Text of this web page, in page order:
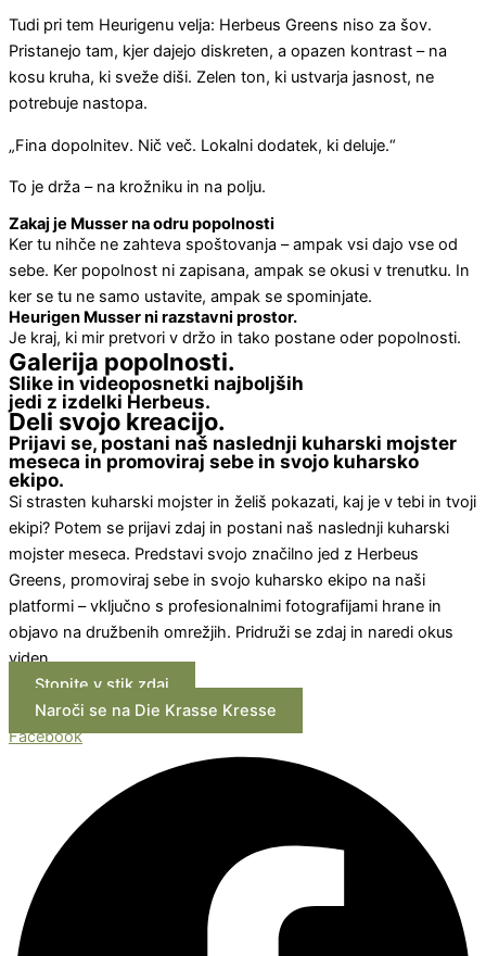
Tudi pri tem Heurigenu velja: Herbeus Greens niso za šov.
Pristanejo tam, kjer dajejo diskreten, a opazen kontrast – na
kosu kruha, ki sveže diši. Zelen ton, ki ustvarja jasnost, ne
potrebuje nastopa.
„Fina dopolnitev. Nič več. Lokalni dodatek, ki deluje.“
To je drža – na krožniku in na polju.
Zakaj je Musser na odru popolnosti
Ker tu nihče ne zahteva spoštovanja – ampak vsi dajo vse od
sebe. Ker popolnost ni zapisana, ampak se okusi v trenutku. In
ker se tu ne samo ustavite, ampak se spominjate.
Heurigen Musser ni razstavni prostor.
Je kraj, ki mir pretvori v držo in tako postane oder popolnosti.
Galerija popolnosti.
Slike in videoposnetki najboljših
jedi z izdelki Herbeus.
Deli svojo kreacijo.
Prijavi se, postani naš naslednji kuharski mojster
meseca in promoviraj sebe in svojo kuharsko
ekipo.
Si strasten kuharski mojster in želiš pokazati, kaj je v tebi in tvoji
ekipi? Potem se prijavi zdaj in postani naš naslednji kuharski
mojster meseca. Predstavi svojo značilno jed z Herbeus
Greens, promoviraj sebe in svojo kuharsko ekipo na naši
platformi – vključno s profesionalnimi fotografijami hrane in
objavo na družbenih omrežjih. Pridruži se zdaj in naredi okus
viden.
Stopite v stik zdaj
Naroči se na Die Krasse Kresse
Facebook